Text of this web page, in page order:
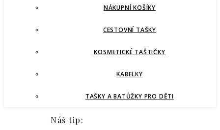
NÁKUPNÍ KOŠÍKY
CESTOVNÍ TAŠKY
KOSMETICKÉ TAŠTIČKY
KABELKY
TAŠKY A BATŮŽKY PRO DĚTI
Náš tip: